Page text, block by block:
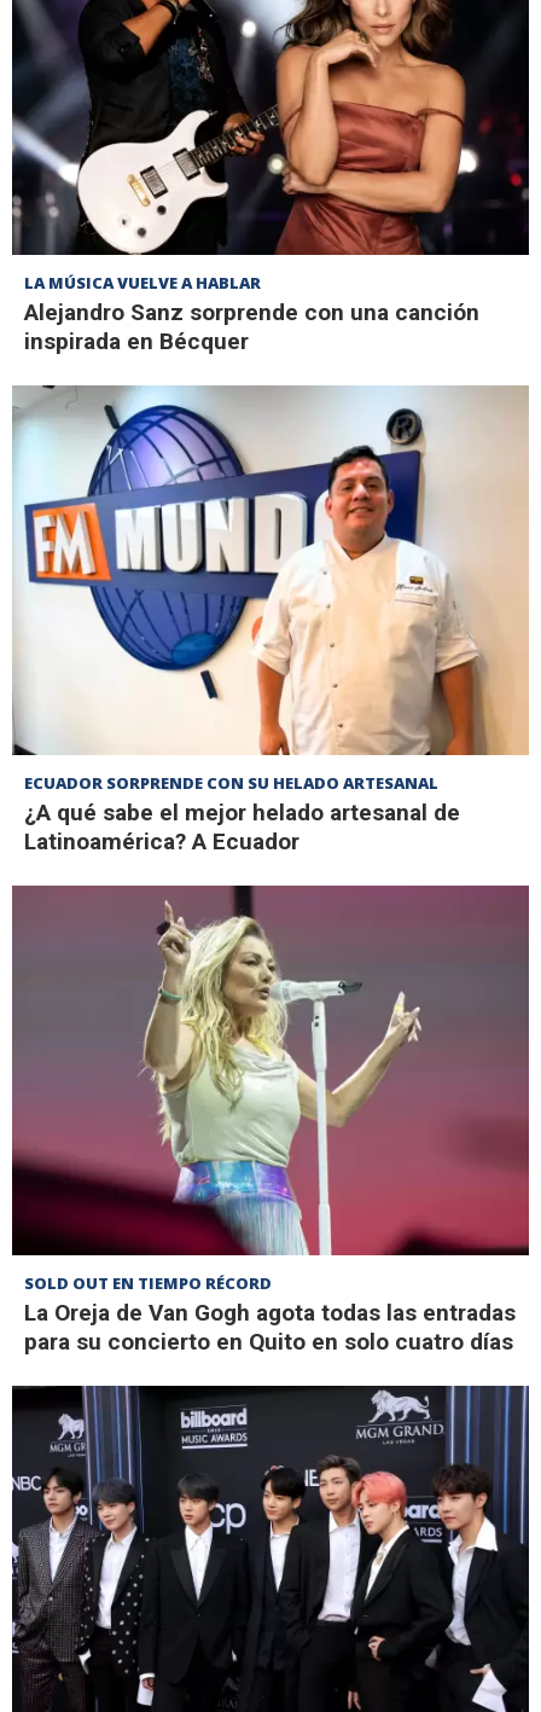
LA MÚSICA VUELVE A HABLAR
Alejandro Sanz sorprende con una canción
inspirada en Bécquer
ECUADOR SORPRENDE CON SU HELADO ARTESANAL
¿A qué sabe el mejor helado artesanal de
Latinoamérica? A Ecuador
SOLD OUT EN TIEMPO RÉCORD
La Oreja de Van Gogh agota todas las entradas
para su concierto en Quito en solo cuatro días